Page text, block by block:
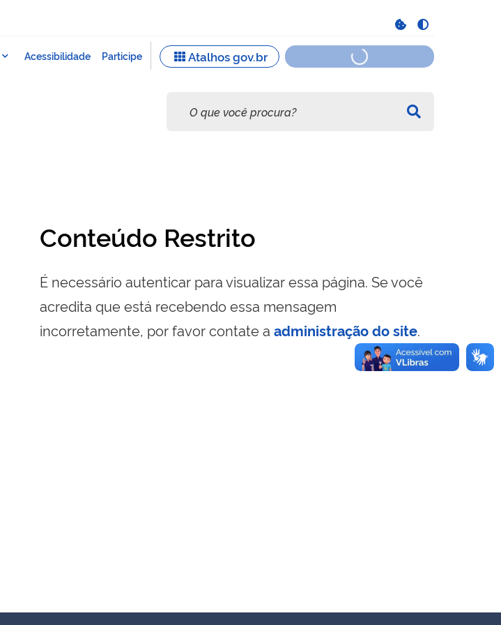
Conteúdo Restrito
É necessário autenticar para visualizar essa página. Se você
acredita que está recebendo essa mensagem
incorretamente, por favor contate a administração do site.